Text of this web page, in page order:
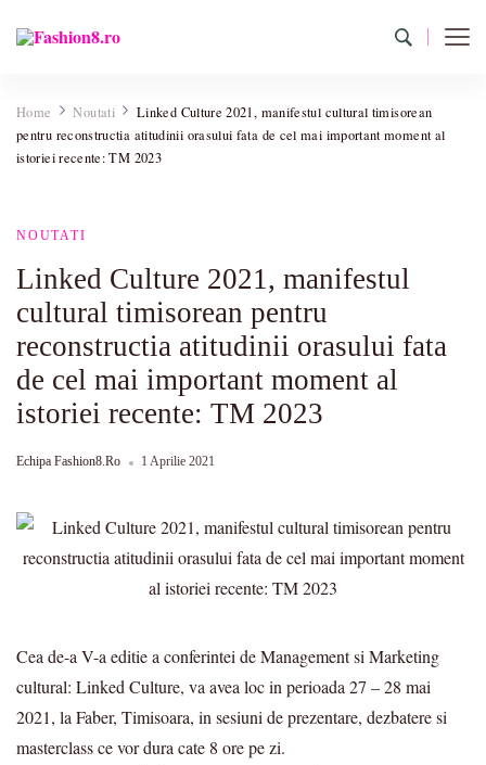
poze cu modele de manichiuri!❤️
Home Noutati
Linked Culture 2021, manifestul cultural timisorean
pentru reconstructia atitudinii orasului fata de cel mai important moment al
istoriei recente: TM 2023
NOUTATI
Linked Culture 2021, manifestul
cultural timisorean pentru
reconstructia atitudinii orasului fata
de cel mai important moment al
istoriei recente: TM 2023
Echipa Fashion8.ro 1 Aprilie 2021
Cea de-a V-a editie a conferintei de Management si Marketing
cultural: Linked Culture, va avea loc in perioada 27 – 28 mai
2021, la Faber, Timisoara, in sesiuni de prezentare, dezbatere si
masterclass ce vor dura cate 8 ore pe zi.